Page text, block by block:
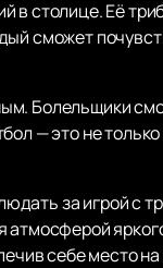
в столице. Её
сможет
Болельщики
— это не
за игрой с
себе место